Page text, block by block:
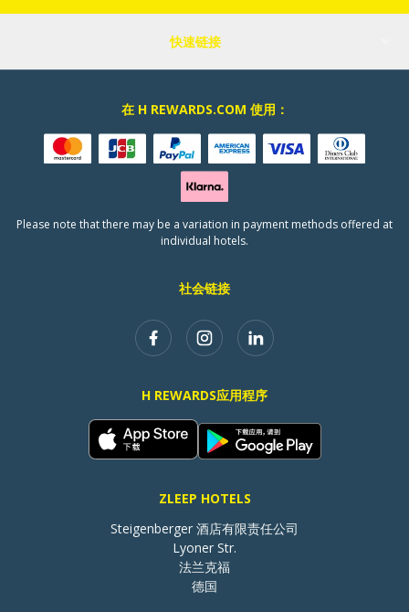
快速链接
社会链接
H REWARDS应用程序
ZLEEP HOTELS
Steigenberger 酒店有限责任公司
Lyoner Str.
法兰克福
德国
在 H REWARDS.COM 使用：
Please note that there may be a variation in payment methods offered at
individual hotels.